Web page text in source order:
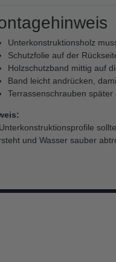
Unterkonstruktionsholz
Schutzfolie auf der
Holzschutzband mittig auf
Band leicht andrücken,
Terrassenschrauben
und Wasser sauber